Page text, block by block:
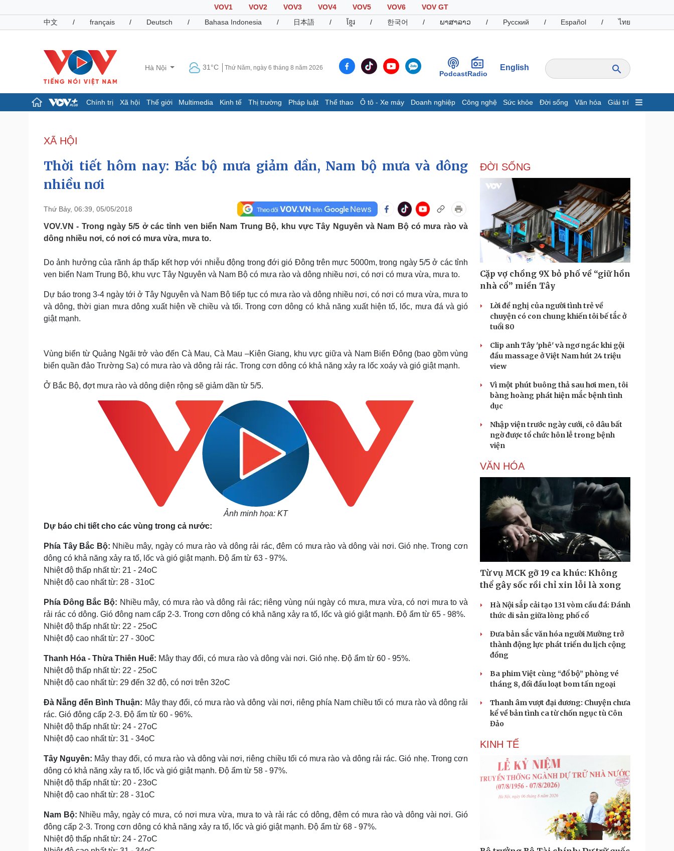
VOV1 VOV2 VOV3 VOV4 VOV5 VOV6
VOV GT
中文
/ français / Deutsch / Bahasa Indonesia / 日本語 / ខ្មែរ / 한국어 / ພາສາລາວ / Русский / Español / ไทย
Hà Nội 31°C Thứ Năm, ngày 6 tháng 8 năm 2026
PodcastRadio
English
Chính trị Xã hội Thế giới Multimedia Kinh tế Thị trường Pháp luật Thể thao Ô tô - Xe máy Doanh nghiệp Công nghệ Sức khỏe Đời sống Văn hóa Giải trí
Đảng
Tổ chức nhân sự
Nhận diện sự thật
Dấu ấn VOV
Infographic
Giá cà phê
Pháp luật
Tin nóng
Tư vấn luật
Việt Nam
Phân tích
Thể thao
Lịch thi đấu bóng đá
Hậu trường
Ô tô - Xe máy
Xe máy
Doanh nghiệp
Thông tin doanh nghiệp
Doanh nghiệp 24h
Doanh nhân
Công nghệ
Sành điệu
Tin Công nghệ
Trải nghiệm
Chuyển đổi số
Sức khỏe
Dinh dưỡng - món ngon
Cây thuốc
Sản phụ khoa
Nhi khoa
Phòng mạch online
Ăn sạch sống khỏe
Đời sống
Nhà đẹp
Tình yêu - Gia đình
Văn hóa
Sân khấu - Điện ảnh
Văn học
Âm nhạc
Giải trí
Nghệ sĩ
Thời trang
Sao Việt
Du lịch
Tư vấn
Săn Tour
check-in
Podcast
Câu chuyện thời sự
Đọc truyện đêm khuya
Cửa sổ tình yêu
Cải chính
XÃ HỘI
Thời tiết hôm nay: Bắc bộ mưa giảm dần, Nam bộ mưa và dông
nhiều nơi
Thứ Bảy, 06:39, 05/05/2018
VOV.VN - Trong ngày 5/5 ở các tỉnh ven biển Nam Trung Bộ, khu vực Tây Nguyên và Nam Bộ có mưa rào và
dông nhiều nơi, có nơi có mưa vừa, mưa to.
Do ảnh hưởng của rãnh áp thấp kết hợp với nhiễu động trong đới gió Đông trên mực 5000m, trong ngày 5/5 ở các tỉnh
ven biển Nam Trung Bộ, khu vực Tây Nguyên và Nam Bộ có mưa rào và dông nhiều nơi, có nơi có mưa vừa, mưa to.
Dự báo trong 3-4 ngày tới ở Tây Nguyên và Nam Bộ tiếp tục có mưa rào và dông nhiều nơi, có nơi có mưa vừa, mưa to
và dông, thời gian mưa dông xuất hiện về chiều và tối. Trong cơn dông có khả năng xuất hiện tố, lốc, mưa đá và gió
giật mạnh.
Vùng biển từ Quảng Ngãi trở vào đến Cà Mau, Cà Mau –Kiên Giang, khu vực giữa và Nam Biển Đông (bao gồm vùng
biển quần đảo Trường Sa) có mưa rào và dông rải rác. Trong cơn dông có khả năng xảy ra lốc xoáy và gió giật mạnh.
Ở Bắc Bộ, đợt mưa rào và dông diện rộng sẽ giảm dần từ 5/5.
Ảnh minh họa: KT
Dự báo chi tiết cho các vùng trong cả nước:
Phía Tây Bắc Bộ: Nhiều mây, ngày có mưa rào và dông rải rác, đêm có mưa rào và dông vài nơi. Gió nhẹ. Trong cơn
dông có khả năng xảy ra tố, lốc và gió giật mạnh. Độ ẩm từ 63 - 97%.
Nhiệt độ thấp nhất từ: 21 - 24oC
Nhiệt độ cao nhất từ: 28 - 31oC
Phía Đông Bắc Bộ: Nhiều mây, có mưa rào và dông rải rác; riêng vùng núi ngày có mưa, mưa vừa, có nơi mưa to và
rải rác có dông. Gió đông nam cấp 2-3. Trong cơn dông có khả năng xảy ra tố, lốc và gió giật mạnh. Độ ẩm từ 65 - 98%.
Nhiệt độ thấp nhất từ: 22 - 25oC
Nhiệt độ cao nhất từ: 27 - 30oC
Thanh Hóa - Thừa Thiên Huế: Mây thay đổi, có mưa rào và dông vài nơi. Gió nhẹ. Độ ẩm từ 60 - 95%.
Nhiệt độ thấp nhất từ: 22 - 25oC
Nhiệt độ cao nhất từ: 29 đến 32 độ, có nơi trên 32oC
Đà Nẵng đến Bình Thuận: Mây thay đổi, có mưa rào và dông vài nơi, riêng phía Nam chiều tối có mưa rào và dông rải
rác. Gió đông cấp 2-3. Độ ẩm từ 60 - 96%.
Nhiệt độ thấp nhất từ: 24 - 27oC
Nhiệt độ cao nhất từ: 31 - 34oC
Tây Nguyên: Mây thay đổi, có mưa rào và dông vài nơi, riêng chiều tối có mưa rào và dông rải rác. Gió nhẹ. Trong cơn
dông có khả năng xảy ra tố, lốc và gió giật mạnh. Độ ẩm từ 58 - 97%.
Nhiệt độ thấp nhất từ: 20 - 23oC
Nhiệt độ cao nhất từ: 28 - 31oC
Nam Bộ: Nhiều mây, ngày có mưa, có nơi mưa vừa, mưa to và rải rác có dông, đêm có mưa rào và dông vài nơi. Gió
đông cấp 2-3. Trong cơn dông có khả năng xảy ra tố, lốc và gió giật mạnh. Độ ẩm từ 68 - 97%.
Nhiệt độ thấp nhất từ: 24 - 27oC
ĐỜI SỐNG
Cặp vợ chồng 9X bỏ phố về “giữ hồn
nhà cổ” miền Tây
Lời đề nghị của người tình trẻ về
chuyện có con chung khiến tôi bế tắc ở
tuổi 80
Clip anh Tây 'phê' và ngơ ngác khi gội
đầu massage ở Việt Nam hút 24 triệu
view
Vì một phút buông thả sau hơi men, tôi
bàng hoàng phát hiện mắc bệnh tình
dục
Nhập viện trước ngày cưới, cô dâu bất
ngờ được tổ chức hôn lễ trong bệnh
viện
VĂN HÓA
Từ vụ MCK gỡ 19 ca khúc: Không
thể gây sốc rồi chỉ xin lỗi là xong
Hà Nội sắp cải tạo 131 vòm cầu đá: Đánh
thức di sản giữa lòng phố cổ
Đưa bản sắc văn hóa người Mường trở
thành động lực phát triển du lịch cộng
đồng
Ba phim Việt cùng “đổ bộ” phòng vé
tháng 8, đối đầu loạt bom tấn ngoại
Thanh âm vượt đại dương: Chuyện chưa
kể về bản tình ca từ chốn ngục tù Côn
Đảo
KINH TẾ